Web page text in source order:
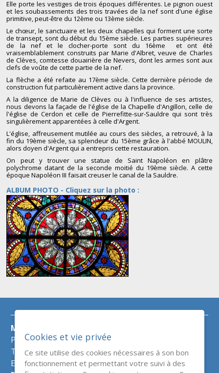
Elle porte les vestiges de trois époques différentes. Le pignon ouest
et les soubassements des trois travées de la nef sont d'une église
primitive, peut-être du 12ème ou 13ème siècle.
Le chœur, le sanctuaire et les deux chapelles qui forment une sorte
de transept, sont du début du 15ème siècle. Les parties supérieures
de la nef et le clocher-porte sont du 16ème et ont été
vraisemblablement construits par Marie d'Albret, veuve de Charles
de Clèves, comtesse douairière de Nevers, dont les armes sont aux
clefs de voûte de cette partie de la nef.
La flèche a été refaite au 17ème siècle. Cette dernière période de
construction fut particulièrement active dans la province.
A la diligence de Marie de Clèves ou à l'influence de ses artistes,
nous devons la façade de l'église de la Chapelle d'Angillon, celle de
l'église de Cerdon et celle de Pierrefitte-sur-Sauldre qui sont très
singulièrement apparentées à celle d'Argent.
L'église, affreusement mutilée au cours des siècles, a retrouvé, à la
fin du 19ème siècle, sa splendeur du 15ème grâce à l'abbé MOULIN,
alors doyen d'Argent qui a entrepris cette restauration.
On peut y trouver une statue de Saint Napoléon en plâtre
polychrome datant de la seconde moitié du 19ème siècle. A cette
époque Napoléon III faisait creuser le canal de la Sauldre.
ALBUM PHOTO - Cliquez sur la photo :
Mairie d'Argent sur Sauldre
Place de l'hôtel de ville
Tél :02 48 81 50 60
E-mail :mairie@argentsursauldre.fr
Cookies et vie privée
Ce site utilise des cookies nécessaires à son bon
fonctionnement et permettant votre suivi à des